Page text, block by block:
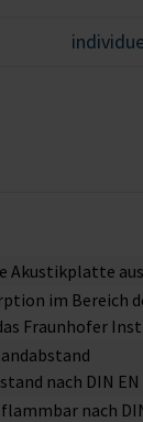
Akustikplatte
im Bereich
Fraunhofer
nach DIN EN
nach